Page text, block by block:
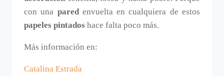
con una pared envuelta en cualquiera de estos
papeles pintados hace falta poco más.
Más información en:
Catalina Estrada